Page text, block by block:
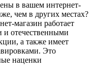
в вашем интернет-
чем в других местах?
магазин работает
отечественными
а также имеет
Это
наценки